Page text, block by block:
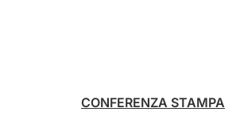
CONFERENZA STAMPA